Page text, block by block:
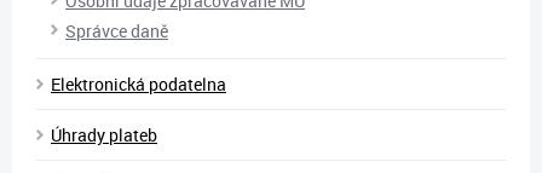
Správce daně
Elektronická podatelna
Úhrady plateb